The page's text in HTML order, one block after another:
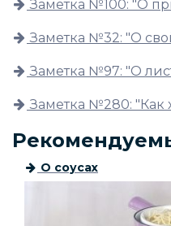
Заметка №100: "О
Заметка №32: "О
Заметка №97: "О
Заметка №280: "Как
О соусах